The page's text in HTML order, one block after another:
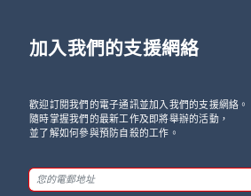
加入我們的支援網絡
歡迎訂閱我們的電子通訊並加入我們的支援網絡。
隨時掌握我們的最新工作及即將舉辦的活動，
並了解如何參與預防自殺的工作。